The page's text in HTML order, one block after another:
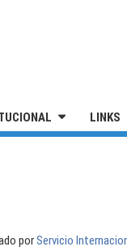
LINKS
porServicio